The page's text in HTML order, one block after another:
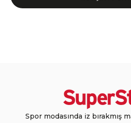
Spor modasında iz bırakmış